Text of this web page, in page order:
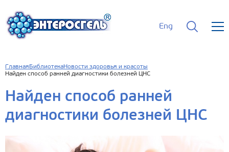
Eng
Главная БиблиотекаНовости здоровья и красоты
Найден способ ранней диагностики болезней ЦНС
Найден способ ранней
диагностики болезней ЦНС